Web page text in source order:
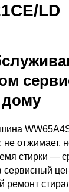
LD
дому
не отжимает,
стирки —
сервисный
ремонт